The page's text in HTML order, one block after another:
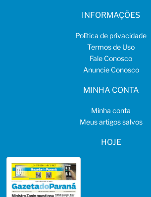
INFORMAÇÕES
Política de privacidade
Termos de Uso
Fale Conosco
Anuncie Conosco
MINHA CONTA
Minha conta
Meus artigos salvos
HOJE